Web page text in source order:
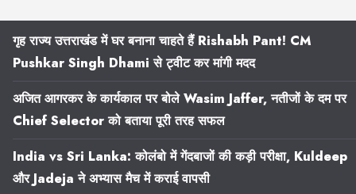
गृह राज्य उत्तराखंड में घर बनाना चाहते हैं Rishabh Pant! CM
Pushkar Singh Dhami से ट्वीट कर मांगी मदद
अजित आगरकर के कार्यकाल पर बोले Wasim Jaffer, नतीजों के दम पर
Chief Selector को बताया पूरी तरह सफल
India vs Sri Lanka: कोलंबो में गेंदबाजों की कड़ी परीक्षा, Kuldeep
और Jadeja ने अभ्यास मैच में कराई वापसी